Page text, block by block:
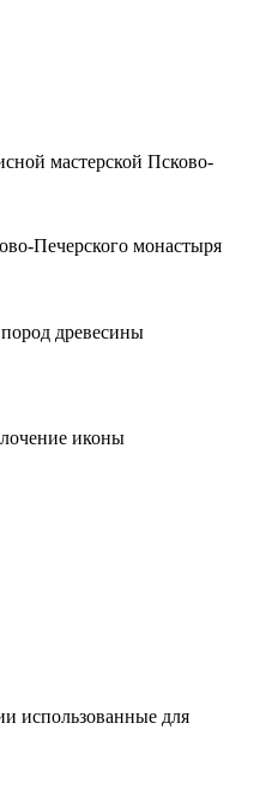
мастерской Псково-
Печерского монастыря
древесины
иконы
использованные для